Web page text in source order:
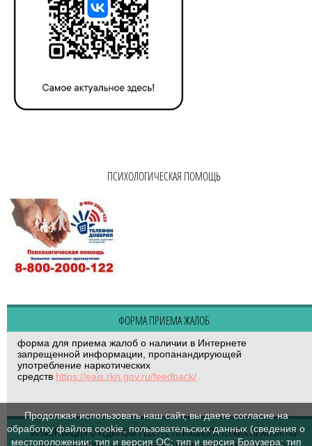
ПСИХОЛОГИЧЕСКАЯ ПОМОЩЬ
ФОРМА ПРИЕМА ЖАЛОБ
форма для приема жалоб о наличии в Интернете
запрещенной информации, пропанандирующей
употребление наркотических
средств https://eais.rkn.gov.ru/feedback/
ИНФОРМАЦИЯ О «ЕДИНОМ РЕЕСТРЕ ПСИХОЛОГИЧЕСКИХ ПРАКТИК ПО
Продолжая использовать наш сайт, вы даете согласие на
обработку файлов cookie, пользовательских данных (сведения о
местоположении; тип и версия ОС; тип и версия Браузера; тип